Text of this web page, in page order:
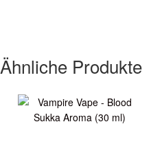
Ähnliche Produkte